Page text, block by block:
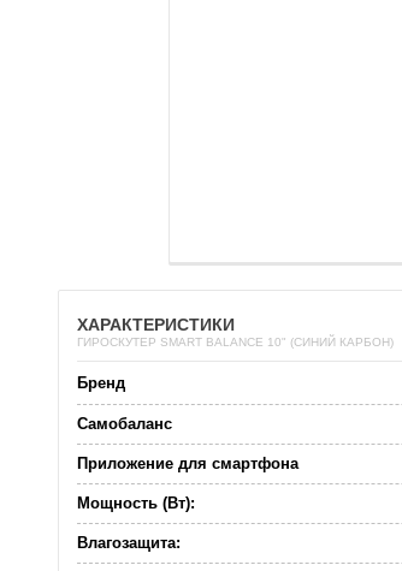
ХАРАКТЕРИСТИКИ
ГИРОСКУТЕР SMART BALANCE 10" (СИНИЙ КАРБОН)
Бренд
Самобаланс
Приложение для смартфона
Мощность (Вт):
Влагозащита: